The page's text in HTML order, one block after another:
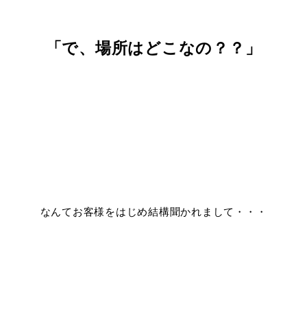
「で、場所はどこなの？？」
なんてお客様をはじめ結構聞かれまして・・・